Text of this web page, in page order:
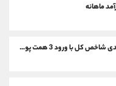
بورس 9 تیر 1405؛ رشد 68 هزار واحدی شاخص کل با ورود 3 همت پول حقیقی